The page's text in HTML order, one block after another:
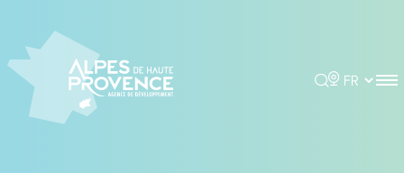
Rechercher
Choisir la